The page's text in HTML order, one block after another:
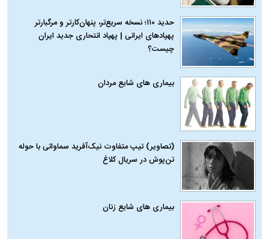
حدید ۱۱۰؛ نسخه سریع‌تر، پنهان‌کارتر و مرگبارتر
پهپادهای ایرانی | پهپاد انتحاری جدید ایران
چیست؟
بیماری‌ های شایع مردان
(تصاویر) تیپ متفاوت نیک‌آفرید سماواتی با حوله
تن‌پوش در سریال کلاغ
بیماری‌ های شایع زنان